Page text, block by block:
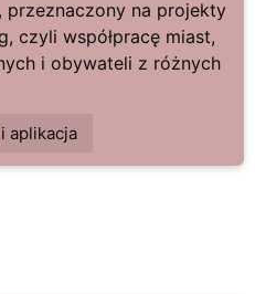
przeznaczony na projekty
czyli współpracę miast,
i obywateli z różnych
aplikacja